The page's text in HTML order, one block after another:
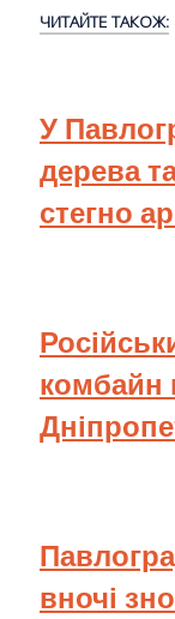
ЧИТАЙТЕ ТАКОЖ:
У
дерева
стегно
комбайн
вночі